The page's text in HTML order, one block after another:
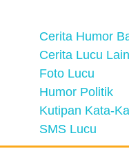
Cerita Humor
Cerita Lucu
Foto Lucu
Humor Politik
Kutipan Kata-
SMS Lucu